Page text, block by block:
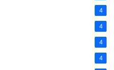
4
4
4
4